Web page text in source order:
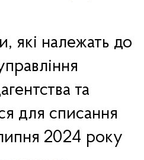
які належать до
та
для списання
2024 року